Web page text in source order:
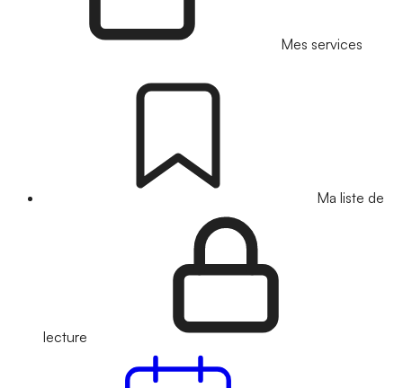
Mes services
Ma liste de
lecture